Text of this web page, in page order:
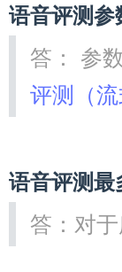
语音评测
答： 参
评测（
语音评测
答：对